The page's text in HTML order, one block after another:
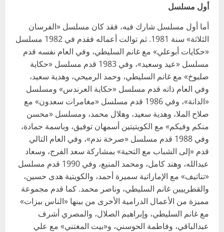
أول مسلسل
أما أول مسلسل شارك فيه، فقد كان مسلسل «الفرسان
الثلاثة» سنة 1981. ثم توالت أعماله فقدم في 1982 مسلسل
«حكايات أبوعلي» مع غانم السليطي، وفي العام نفسه قدم
مسلسل «عيد وسعيد»، وفي 1983 قدم مسلسل «حكاية
صلبوخ» مع غانم السليطي، وحمد الرميحي، وهدية سعيد،
وفي العام ذاته قدم مسلسل «حكاية العرندس» ومسلسل
«الدانة»، وفي 1986 قدم مسلسل «مغامرات سعدون» مع
صلاح الملا، وهدية سعيد، وهلال محمد، ومسلسل «محسن
منكم وفيكم» مع الكويتيتين أسمهان توفيق، وباسمة حمادة،
وفي 1988 قدم مسلسل «صرخة ندم»، وفي العام التالي
قدم «إلى الشباب مع التحية» بمشاركة سعد الفرج، وسعاد
عبدالله، وهند كامل، ومحمد المنيع، وفي 1990 قدم مسلسل
«تناتيف» مع الإماراتية سميرة أحمد، والكويتية هدى حسين،
والقطرييين غانم السليطي، وناصر محمد. كما قدم مجموعة
مميزة من الأعمال الدرامية الأخرى من بينها «الناس بيزات»
مع غانم السليطي، وإبراهيم الصلال، والمصري أشرف
عبدالباقي، وفاطمة الحوسني، و«بيت المغتني» مع علي